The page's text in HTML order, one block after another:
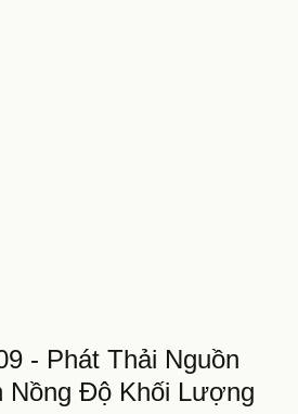
- Phát Thải Nguồn
Nồng Độ Khối Lượng